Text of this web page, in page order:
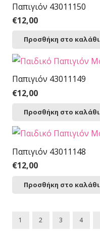
Παπιγιόν 43011150
€12,00
Προσθήκη στο καλάθι
Παπιγιόν 43011149
€12,00
Προσθήκη στο καλάθι
Παπιγιόν 43011148
€12,00
Προσθήκη στο καλάθι
1 2 3 4